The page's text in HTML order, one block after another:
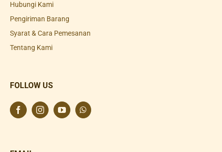
Hubungi Kami
Pengiriman Barang
Syarat & Cara Pemesanan
Tentang Kami
FOLLOW US